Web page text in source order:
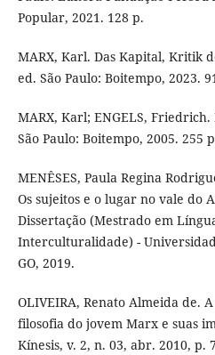
Popular, 2021. 128 p.
MARX, Karl. Das Kapital, Kritik
ed. São Paulo: Boitempo, 2023.
MARX, Karl; ENGELS,
São Paulo: Boitempo, 2005. 255
MENÊSES, Paula Regina
Os sujeitos e o lugar no vale do
Dissertação (Mestrado em
Interculturalidade) -
GO, 2019.
OLIVEIRA, Renato Almeida de.
filosofia do jovem Marx e suas
Kínesis, v. 2, n. 03, abr. 2010, p.